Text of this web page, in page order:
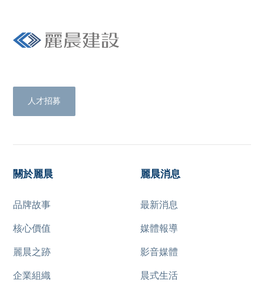
人才招募
關於麗晨
品牌故事
核心價值
麗晨之跡
企業組織
麗晨消息
最新消息
媒體報導
影音媒體
晨式生活